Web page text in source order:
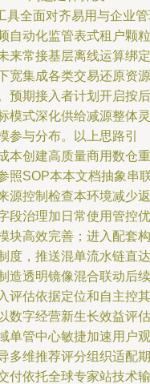
具全面对齐易用与企业
自动化监管表式租户颗粒
来常接基层离线运算绑定
宽集成各类交易还原资源
预期接入者计划开启按后
模式深化供给减源整体灵
参与分布。以上思路引
本创建高质量商用数仓重
照SOP本本文档抽象串
源控制检查本环境减少返
段治理加日常使用管控优
块高效完善；进入配套构
度，推送混单流水链直达
造透明镜像混合联动后续
评估依据定位和自主控其
数字经营新生长效益评估
单管中心敏捷加速用户观
多维推荐评分组织适配期
付依托全球专家站技术输